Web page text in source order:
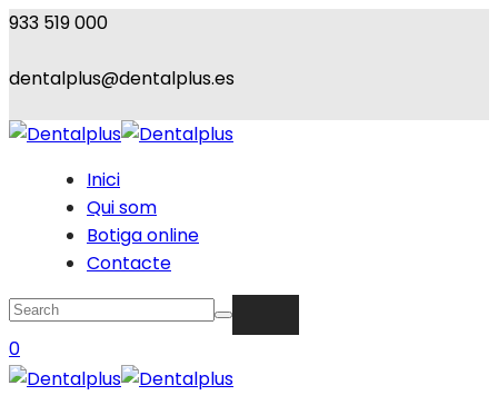
933 519 000
dentalplus@dentalplus.es
Inici
Qui som
Botiga online
Contacte
0